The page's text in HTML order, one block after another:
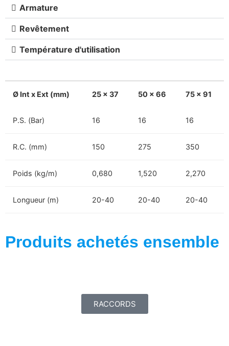
Armature
Revêtement
Température d'utilisation
Ø Int x Ext (mm) 25 x 37 50 x 66 75 x 91
P.S. (Bar) 16 16 16
R.C. (mm) 150 275 350
Poids (kg/m) 0,680 1,520 2,270
Longueur (m) 20-40 20-40 20-40
Produits achetés ensemble
RACCORDS